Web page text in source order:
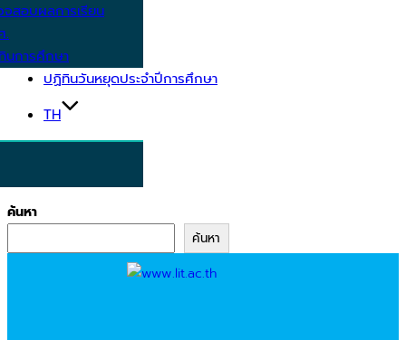
สอบผลการเรียน
.
นการศึกษา
ปฏิทินวันหยุดประจำปีการศึกษา
TH
ค้นหา
ค้นหา